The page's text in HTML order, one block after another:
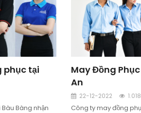
phục tại
Bàng nhận
May Đồng Phục
An
22-12-2022 1.018
Công ty may đồng